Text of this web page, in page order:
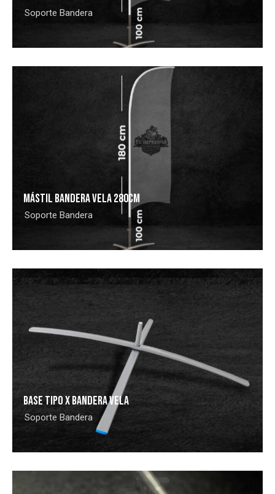
Soporte Bandera
MÁSTIL BANDERA VELA 280CM
Soporte Bandera
BASE TIPO X BANDERA VELA
Soporte Bandera